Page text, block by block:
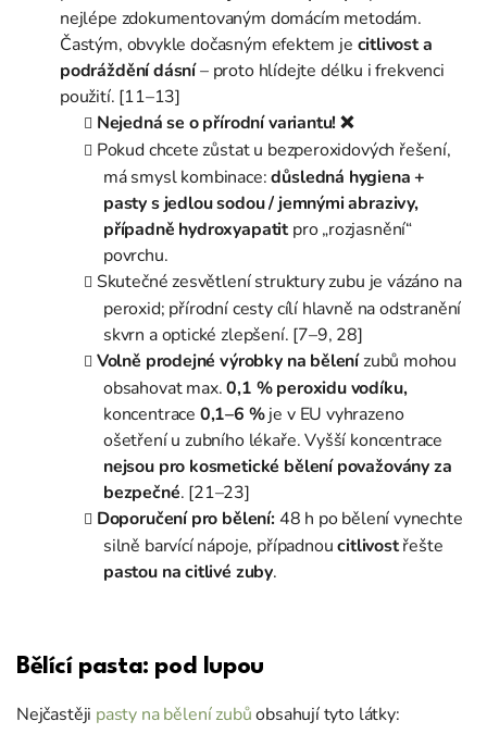
nejlépe zdokumentovaným domácím metodám.
Častým, obvykle dočasným efektem je citlivosta
podráždění dásní– proto hlídejte délku i frekvenci
použití. [11–13]
Nejedná se o přírodní variantu! ❌
Pokud chcete zůstat u bezperoxidových řešení,
má smysl kombinace:důsledná hygiena +
pasty s jedlou sodou / jemnými abrazivy,
případně hydroxyapatitpro „rozjasnění“
povrchu.
Skutečné zesvětlení struktury zubu je vázáno na
peroxid; přírodní cesty cílí hlavně na odstranění
skvrn a optické zlepšení. [7–9, 28]
Volně prodejné výrobky na bělenízubů mohou
obsahovat max.0,1 % peroxidu vodíku,
koncentrace 0,1–6 %je v EU vyhrazeno
ošetření u zubního lékaře. Vyšší koncentrace
nejsou pro kosmetické bělení považovány za
bezpečné. [21–23]
Doporučení pro bělení:48 h po bělení vynechte
silně barvící nápoje, případnoucitlivostřešte
pastou na citlivé zuby.
Bělící pasta: pod lupou
Nejčastěji pasty na bělení zubůobsahují tyto látky: